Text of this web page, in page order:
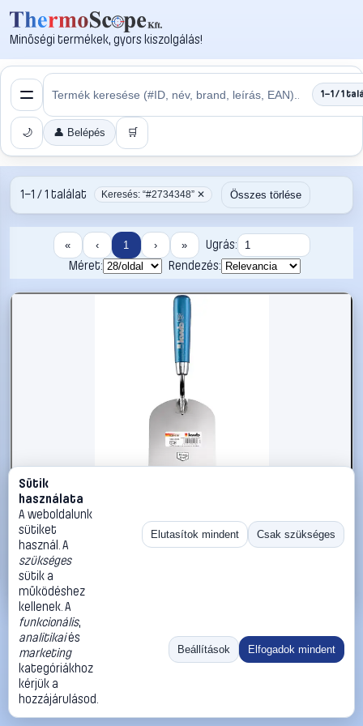
Minőségi termékek, gyors kiszolgálás!
1–1 / 1
🌙 👤 Belépés 🛒
1–1 / 1 találat Keresés: “#2734348” ✕ Összes törlése
« ‹ 1 › »
Ugrás:
Méret:
Rendezés:
#2734348
kwb 925416 Stukkó spatula
kwb
4 790 Ft
Kosárba
«
Méret:
Rendezés:
©2026
ThermoScope
Cégbemutató
Sütik
használata
A weboldalunk
sütiket
használ. A
szükséges
sütik a
működéshez
kellenek. A
funkcionális,
analitikaiés
marketing
kategóriákhoz
kérjük a
hozzájárulásod.
Elutasítok mindent Csak szükséges
Beállítások Elfogadok mindent